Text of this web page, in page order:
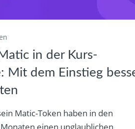
in der Kurs-
Mit dem Einstieg
Matic-Token haben in den